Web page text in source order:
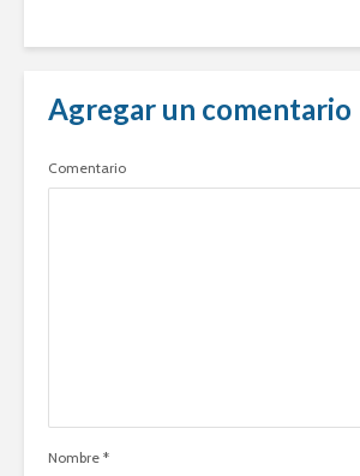
Agregar un comentario
Comentario
Nombre *